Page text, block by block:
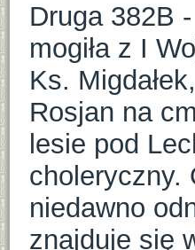
Druga 382B
mogiła z I
Ks.
Rosjan na
lesie pod
choleryczny.
niedawno
znajduje się